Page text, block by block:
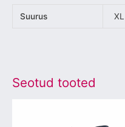
Suurus XL
Seotud tooted